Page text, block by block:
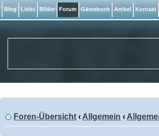
Foren-Übersicht ‹ Allgemein ‹
Blog Links Bilder Forum Gästebuch Artikel Kontakt